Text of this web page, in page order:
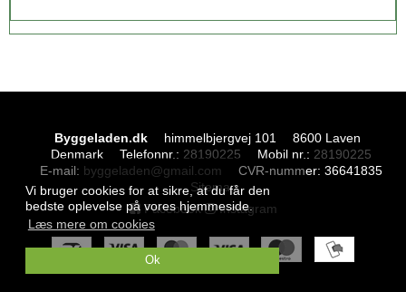
Vi bruger cookies for at sikre, at du får den
bedste oplevelse på vores hjemmeside.
Læs mere om cookies
Ok
Byggeladen.dk himmelbjergvej 101
8600 Laven
Denmark
Telefonnr.: 28190225 Mobil nr.: 28190225
E-mail: byggeladen@gmail.com CVR-nummer: 36641835
Sitemap
Facebook
Instagram